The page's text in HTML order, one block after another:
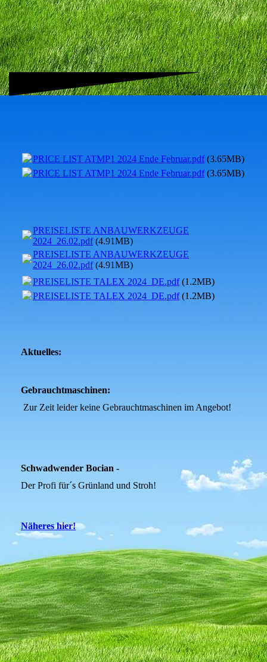
PRICE LIST ATMP1 2024 Ende Februar.pdf(3.65MB)
PRICE LIST ATMP1 2024 Ende Februar.pdf(3.65MB)
PREISELISTE ANBAUWERKZEUGE
2024_26.02.pdf(4.91MB)
PREISELISTE ANBAUWERKZEUGE
2024_26.02.pdf(4.91MB)
PREISELISTE TALEX 2024_DE.pdf(1.2MB)
PREISELISTE TALEX 2024_DE.pdf(1.2MB)
Aktuelles:
Gebrauchtmaschinen:
Zur Zeit leider keine Gebrauchtmaschinen im Angebot!
Schwadwender Bocian -
Der Profi für´s Grünland und Stroh!
Näheres hier!